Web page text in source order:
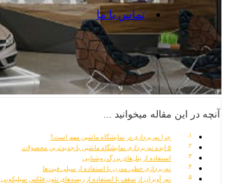
تماس با ما
آنچه در این مقاله میخوانید ...
چرا نورپردازی در نمایشگاه ماشین مهم است؟
۵ ایده نورپردازی نمایشگاه ماشین با جدیدترین محصولات
استفاده از پنل‌های بزرگ روشنایی
نورپردازی خطی مدرن با استفاده از سیلی فیت‌ها
نور آویزان از سقف با استفاده از ریسه‌های نئون فلکس سیلیکونی